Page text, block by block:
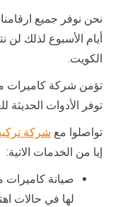
نحن نوفر جميع
أيام الأسبوع لذلك
الكويت.
تؤمن شركة كاميرات
توفر الأدوات الحديثة
تواصلوا مع شركة
إيا من الخدمات الاتية:
صيانة كاميرات
لها في حالات